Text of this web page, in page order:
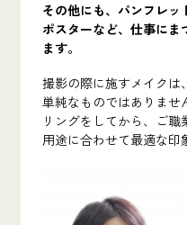
その他にも、パンフレッ
ポスターなど、仕事にま
ます。
撮影の際に施すメイクは
単純なものではありませ
リングをしてから、ご
用途に合わせて最適な印